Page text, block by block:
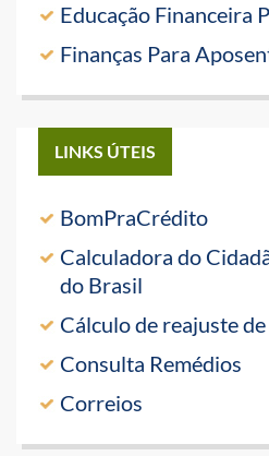
Educação Financeira
Finanças Para
LINKS ÚTEIS
BomPraCrédito
Calculadora do
do Brasil
Cálculo de reajuste
Consulta Remédios
Correios